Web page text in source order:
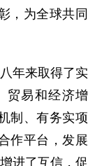
，为全球共同
年来取得了实
贸易和经济增
制、有务实项
作平台，发展
进了互信，促